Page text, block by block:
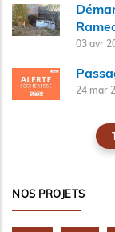
03 avr
24 mar
NOS PROJETS